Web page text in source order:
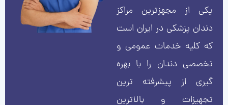
یکی از مجهزترین مراکز
دندان پزشکی در ایران است
که کلیه خدمات عمومی و
تخصصی دندان را با بهره
گیری از پیشرفته ترین
تجهیزات و بالاترین